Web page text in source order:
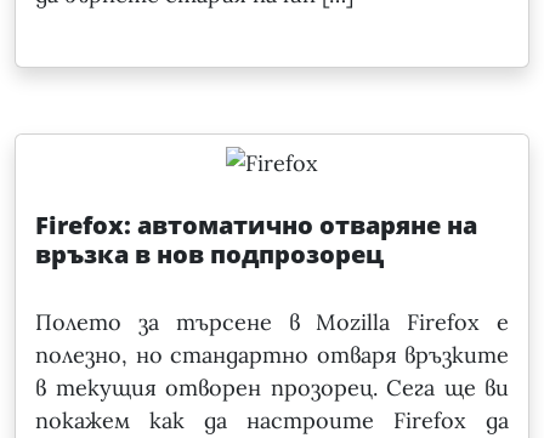
Firefox: автоматично отваряне на
връзка в нов подпрозорец
Полето за търсене в Mozilla Firefox е
полезно, но стандартно отваря връзките
в текущия отворен прозорец. Сега ще ви
покажем как да настроите Firefox да